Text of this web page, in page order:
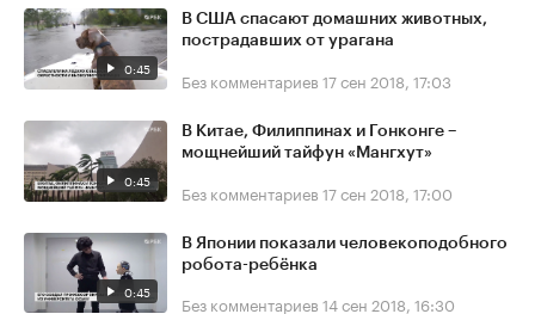
0:45
В США спасают домашних животных,
пострадавших от урагана
Без комментариев 17 сен 2018, 17:03
0:45
В Китае, Филиппинах и Гонконге –
мощнейший тайфун «Мангхут»
Без комментариев 17 сен 2018, 17:00
0:45
В Японии показали человекоподобного
робота-ребёнка
Без комментариев 14 сен 2018, 16:30